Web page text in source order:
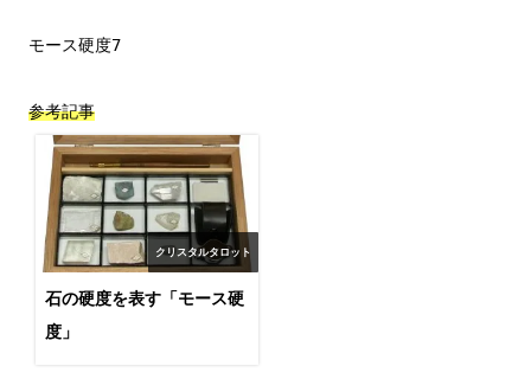
モース硬度7
参考記事
クリスタルタロット
石の硬度を表す「モース硬
度」